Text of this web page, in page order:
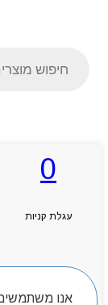
0
עגלת קניות
חיפוש מוצרים
search
אודותניו
קטלוג מוצרים
יצירת קשר